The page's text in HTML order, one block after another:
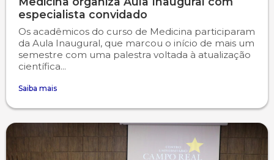
especialista convidado
Os acadêmicos do curso de Medicina participaram
da Aula Inaugural, que marcou o início de mais um
semestre com uma palestra voltada à atualização
científica...
Saiba mais